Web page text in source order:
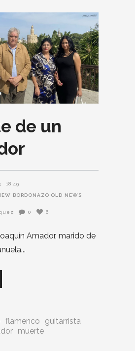
de un
18:49
BORDONAZO OLD
NEWS
0 6
Amador, marido de
flamenco
guitarrista
muerte